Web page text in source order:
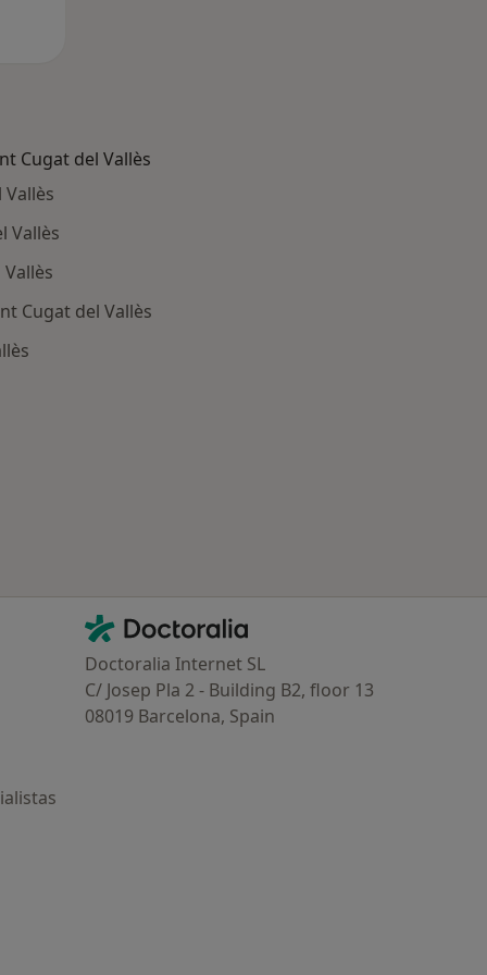
Cugat del Vallès
Vallès
Cugat del Vallès
Contacto
Doctoralia - Página de inicio
Doctoralia Internet SL
C/ Josep Pla 2 - Building B2, floor 13
08019 Barcelona, Spain